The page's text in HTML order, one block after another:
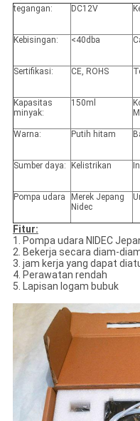
tegangan: DC12V
Kebisingan: <40dba
Sertifikasi: CE, ROHS
Kapasitas
minyak:
150ml
Warna: Putih hitam
Sumber daya: Kelistrikan
Pompa udara
Merek Jepang
Nidec
Fitur:
1. Pompa udara NIDEC
2. Bekerja secara diam-
3. jam kerja yang dapat
4. Perawatan rendah
5. Lapisan logam bubuk